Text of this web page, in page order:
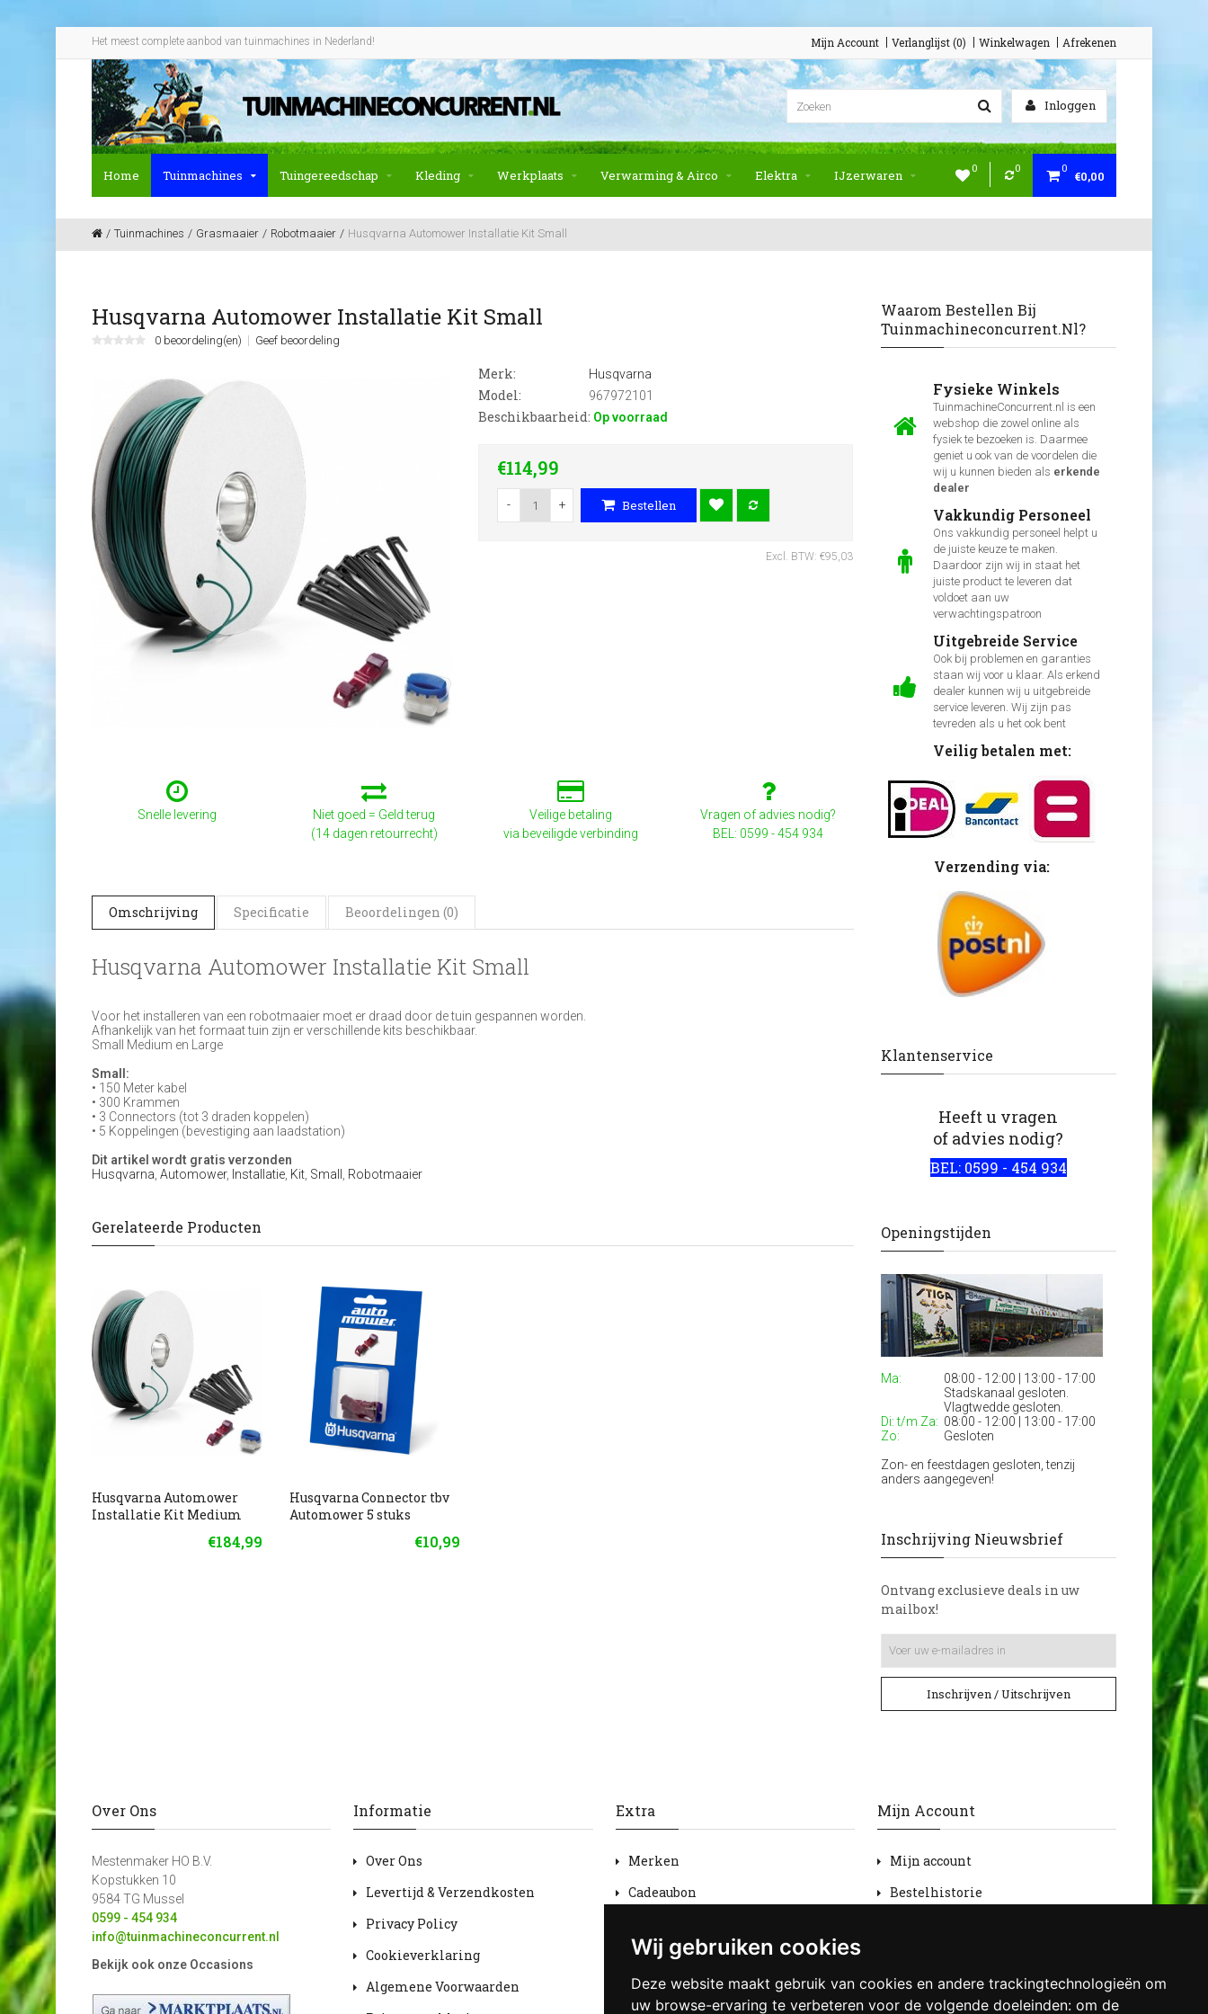
Wij gebruiken cookies
Deze website maakt gebruik van cookies en andere trackingtechnologieën om
uw browse-ervaring te verbeteren voor de volgende doeleinden: om de
Het meest complete aanbod van tuinmachines in Nederland! Mijn Account Verlanglijst (0) Winkelwagen Afrekenen
Inloggen
0 0 0
€0,00
Home Tuinmachines Tuingereedschap Kleding Werkplaats Verwarming & Airco Elektra IJzerwaren
Tuinmachines Grasmaaier Robotmaaier Husqvarna Automower Installatie Kit Small
Husqvarna Automower Installatie Kit Small
0 beoordeling(en) Geef beoordeling
Merk: Husqvarna
Model: 967972101
Beschikbaarheid: Op voorraad
€114,99
- + Bestellen
Excl. BTW: €95,03
Snelle levering
Niet goed = Geld terug
(14 dagen retourrecht)
Veilige betaling
via beveiligde verbinding
Vragen of advies nodig?
BEL: 0599 - 454 934
Omschrijving Specificatie Beoordelingen (0)
Husqvarna Automower Installatie Kit Small
Voor het installeren van een robotmaaier moet er draad door de tuin gespannen worden.
Afhankelijk van het formaat tuin zijn er verschillende kits beschikbaar.
Small Medium en Large
Small:
• 150 Meter kabel
• 300 Krammen
• 3 Connectors (tot 3 draden koppelen)
• 5 Koppelingen (bevestiging aan laadstation)
Dit artikel wordt gratis verzonden
Husqvarna Automower, Installatie Kit Small Robotmaaier
Gerelateerde Producten
Husqvarna Automower
Installatie Kit Medium
€184,99
Husqvarna Connector tbv
Automower 5 stuks
€10,99
Waarom Bestellen Bij
Tuinmachineconcurrent.nl?
Fysieke Winkels
TuinmachineConcurrent.nl is een
webshop die zowel online als
fysiek te bezoeken is. Daarmee
geniet u ook van de voordelen die
wij u kunnen bieden als erkende
dealer
Vakkundig Personeel
Ons vakkundig personeel helpt u
de juiste keuze te maken.
Daardoor zijn wij in staat het
juiste product te leveren dat
voldoet aan uw
verwachtingspatroon
Uitgebreide Service
Ook bij problemen en garanties
staan wij voor u klaar. Als erkend
dealer kunnen wij u uitgebreide
service leveren. Wij zijn pas
tevreden als u het ook bent
Veilig betalen met:
Verzending via:
Klantenservice
Heeft u vragen
of advies nodig?
BEL: 0599 - 454 934
Openingstijden
Ma:
08:00 - 12:00 | 13:00 - 17:00
Stadskanaal gesloten.
Vlagtwedde gesloten.
Di: t/m Za: 08:00 - 12:00 | 13:00 - 17:00
Zo:
Gesloten
Zon- en feestdagen gesloten, tenzij
anders aangegeven!
Inschrijving Nieuwsbrief
Ontvang exclusieve deals in uw
mailbox!
Inschrijven / Uitschrijven
Over Ons
Mestenmaker HO B.V.
Kopstukken 10
9584 TG Mussel
0599 - 454 934
info@tuinmachineconcurrent.nl
Bekijk ook onze Occasions
Informatie
Over Ons
Levertijd & Verzendkosten
Privacy Policy
Cookieverklaring
Algemene Voorwaarden
Extra
Merken
Cadeaubon
Sitemap
Mijn Account
Mijn account
Bestelhistorie
Nieuwsbrief